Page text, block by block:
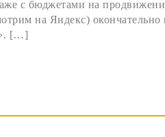
с бюджетами на
на Яндекс)
[…]